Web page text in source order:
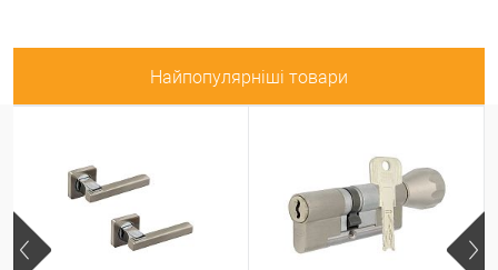
Найпопулярніші товари